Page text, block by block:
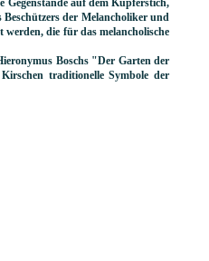
Gegenstände auf dem Kupferstich,
der Melancholiker und
werden, die für das melancholische
Boschs "Der Garten der
traditionelle Symbole der